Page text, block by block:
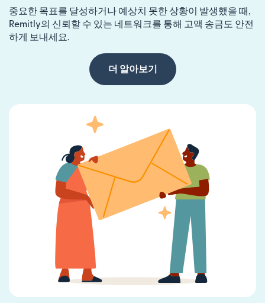
중요한 목표를 달성하거나 예상치 못한 상황이 발생했을 때,
Remitly의 신뢰할 수 있는 네트워크를 통해 고액 송금도 안전
하게 보내세요.
더 알아보기